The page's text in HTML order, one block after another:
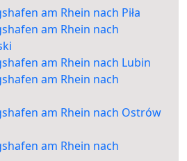
am Rhein nach Piła
am Rhein nach
am Rhein nach Lubin
am Rhein nach
am Rhein nach Ostrów
am Rhein nach